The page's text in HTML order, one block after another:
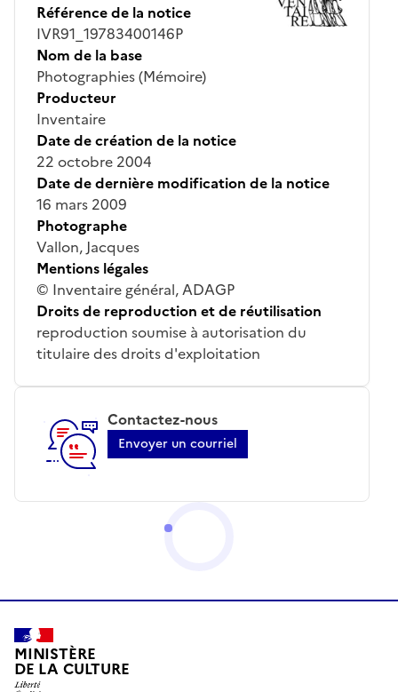
Référence de la notice
IVR91_19783400146P
Nom de la base
Photographies (Mémoire)
Producteur
Inventaire
Date de création de la notice
22 octobre 2004
Date de dernière modification de la notice
16 mars 2009
Photographe
Vallon, Jacques
Mentions légales
© Inventaire général, ADAGP
Droits de reproduction et de réutilisation
reproduction soumise à autorisation du
titulaire des droits d'exploitation
Contactez-nous
Envoyer un courriel
MINISTÈRE
DE LA CULTURE